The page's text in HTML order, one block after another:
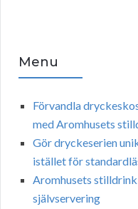
Menu
Förvandla
med Aromhusets
Gör dryckeserien
istället för
Aromhusets
självservering